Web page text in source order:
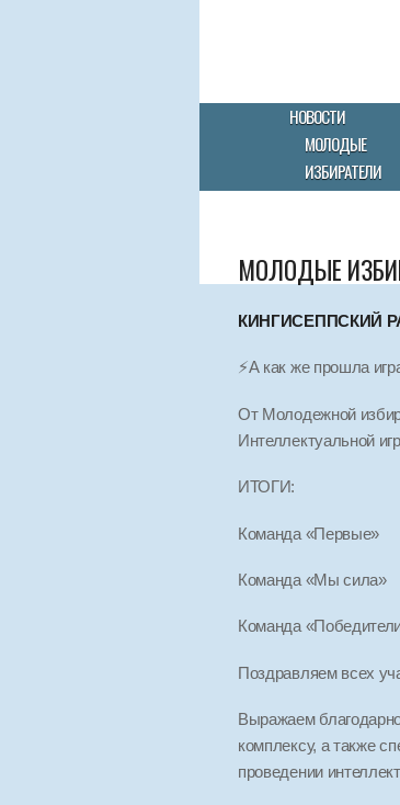
НОВОСТИ
МОЛОДЫЕ
ИЗБИРАТЕЛИ
МОЛОДЫЕ
КИНГИСЕППСКИЙ
⚡️А как же прошла
От Молодежной
Интеллектуальной
ИТОГИ:
Команда «Первые»
Команда «Мы сила»
Команда
Поздравляем всех
Выражаем
комплексу, а также
проведении